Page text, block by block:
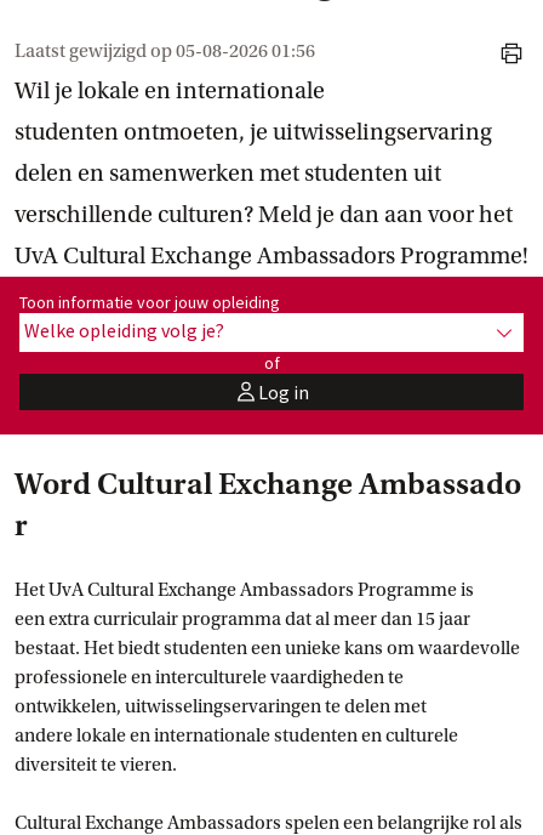
Laatst gewijzigd op05-08-2026 01:56
print
Wil je lokale en internationale
studenten ontmoeten, je uitwisselingservaring
delen en samenwerken met studenten uit
verschillende culturen? Meld je dan aan voor het
UvA Cultural Exchange Ambassadors Programme!
Toon informatie voor opleiding:
Toon informatie voor jouw opleiding
Welke opleiding volg je? toon
of
userLog in
Word Cultural Exchange Ambassado
r
Het UvA Cultural Exchange Ambassadors Programme is
een extra curriculair programma dat al meer dan 15 jaar
bestaat. Het biedt studenten een unieke kans om waardevolle
professionele en interculturele vaardigheden te
ontwikkelen, uitwisselingservaringen te delen met
andere lokale en internationale studenten en culturele
diversiteit te vieren.
Cultural Exchange Ambassadors spelen een belangrijke rol als